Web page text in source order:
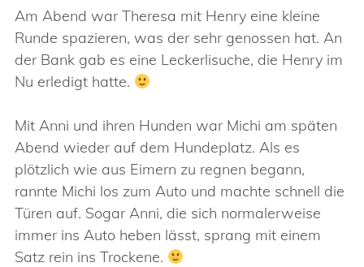
Am Abend war Theresa mit Henry eine kleine
Runde spazieren, was der sehr genossen hat. An
der Bank gab es eine Leckerlisuche, die Henry im
Nu erledigt hatte.
Mit Anni und ihren Hunden war Michi am späten
Abend wieder auf dem Hundeplatz. Als es
plötzlich wie aus Eimern zu regnen begann,
rannte Michi los zum Auto und machte schnell die
Türen auf. Sogar Anni, die sich normalerweise
immer ins Auto heben lässt, sprang mit einem
Satz rein ins Trockene.